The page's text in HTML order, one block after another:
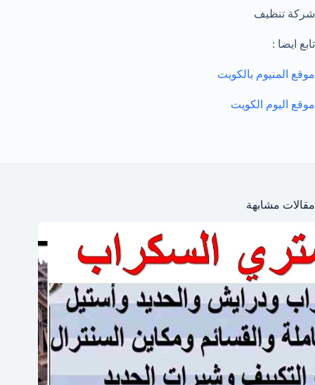
شركة تنظيف
تابع ايضا :
موقع المنيوم بالكويت
موقع اليوم الكويت
مقالات مشابهة